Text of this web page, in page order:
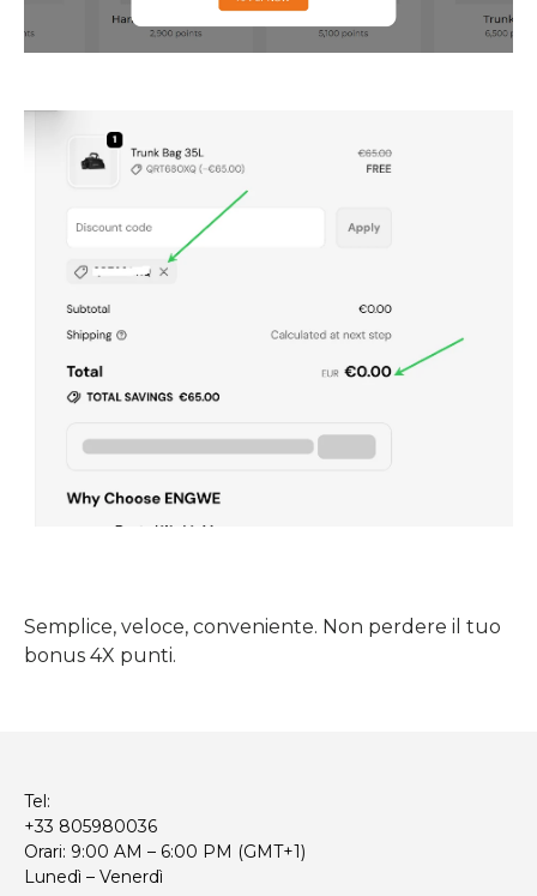
Semplice, veloce, conveniente. Non perdere il tuo
bonus 4X punti.
Tel:
+33 805980036
Orari: 9:00 AM – 6:00 PM (GMT+1)
Lunedì – Venerdì